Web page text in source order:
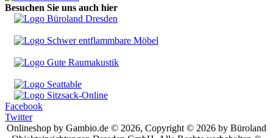
Besuchen Sie uns auch hier
Facebook
Twitter
Onlineshop by Gambio.de © 2026, Copyright © 2026 by Büroland